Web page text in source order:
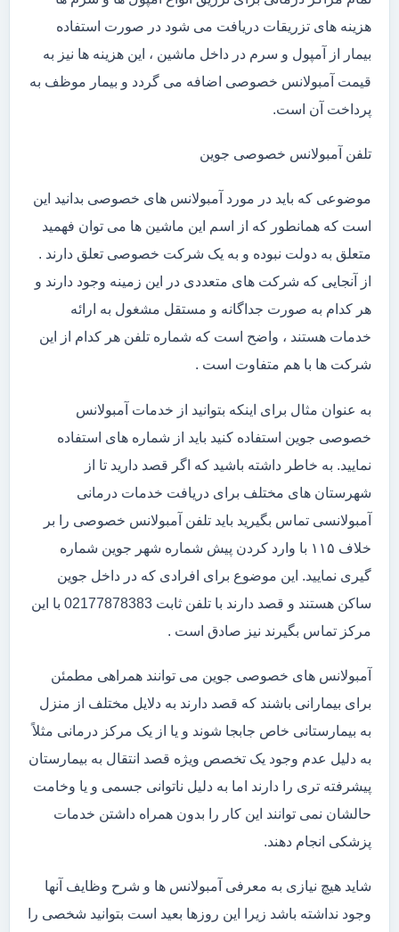
هزینه های تزریقات دریافت می شود در صورت استفاده
بیمار از آمپول و سرم در داخل ماشین ، این هزینه ها نیز به
قیمت آمبولانس خصوصی اضافه می گردد و بیمار موظف به
پرداخت آن است.
تلفن آمبولانس خصوصی جوین
موضوعی که باید در مورد آمبولانس های خصوصی بدانید این
است که همانطور که از اسم این ماشین ها می توان فهمید
متعلق به دولت نبوده و به یک شرکت خصوصی تعلق دارند .
از آنجایی که شرکت های متعددی در این زمینه وجود دارند و
هر کدام به صورت جداگانه و مستقل مشغول به ارائه
خدمات هستند ، واضح است که شماره تلفن هر کدام از این
شرکت ها با هم متفاوت است .
به عنوان مثال برای اینکه بتوانید از خدمات آمبولانس
خصوصی جوین استفاده کنید باید از شماره های استفاده
نمایید. به خاطر داشته باشید که اگر قصد دارید تا از
شهرستان های مختلف برای دریافت خدمات درمانی
آمبولانسی تماس بگیرید باید تلفن آمبولانس خصوصی را بر
خلاف ۱۱۵ با وارد کردن پیش شماره شهر جوین شماره
گیری نمایید. این موضوع برای افرادی که در داخل جوین
ساکن هستند و قصد دارند با تلفن ثابت 02177878383 با این
مرکز تماس بگیرند نیز صادق است .
آمبولانس های خصوصی جوین می توانند همراهی مطمئن
برای بیمارانی باشند که قصد دارند به دلایل مختلف از منزل
به بیمارستانی خاص جابجا شوند و یا از یک مرکز درمانی مثلاً
به دلیل عدم وجود یک تخصص ویژه قصد انتقال به بیمارستان
پیشرفته تری را دارند اما به دلیل ناتوانی جسمی و یا وخامت
حالشان نمی توانند این کار را بدون همراه داشتن خدمات
پزشکی انجام دهند.
شاید هیچ نیازی به معرفی آمبولانس ها و شرح وظایف آنها
وجود نداشته باشد زیرا این روزها بعید است بتوانید شخصی را